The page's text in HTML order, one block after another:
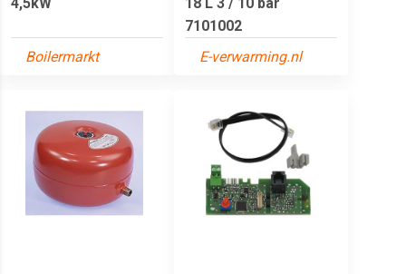
Boilermarkt
7101002
E-verwarming.nl